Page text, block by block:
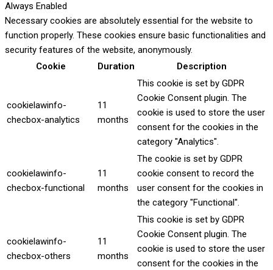
Always Enabled
Necessary cookies are absolutely essential for the website to
function properly. These cookies ensure basic functionalities and
security features of the website, anonymously.
Cookie
Duration Description
cookielawinfo-
checbox-analytics
11
months
This cookie is set by GDPR
Cookie Consent plugin. The
cookie is used to store the user
consent for the cookies in the
category "Analytics".
cookielawinfo-
checbox-functional
11
months
The cookie is set by GDPR
cookie consent to record the
user consent for the cookies in
the category "Functional".
cookielawinfo-
checbox-others
11
months
This cookie is set by GDPR
Cookie Consent plugin. The
cookie is used to store the user
consent for the cookies in the